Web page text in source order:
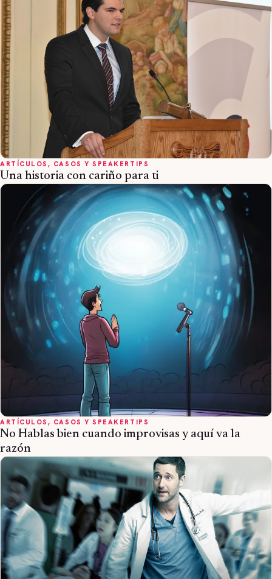
ARTÍCULOS, CASOS Y SPEAKERTIPS
Una historia con cariño para ti
ARTÍCULOS, CASOS Y SPEAKERTIPS
No Hablas bien cuando improvisas y aquí va la
razón